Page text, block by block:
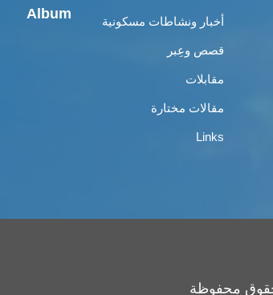
أخبار ونشاطات مسكونية
قصص وعِبر
مقابلات
مقالات مختارة
Links
Album